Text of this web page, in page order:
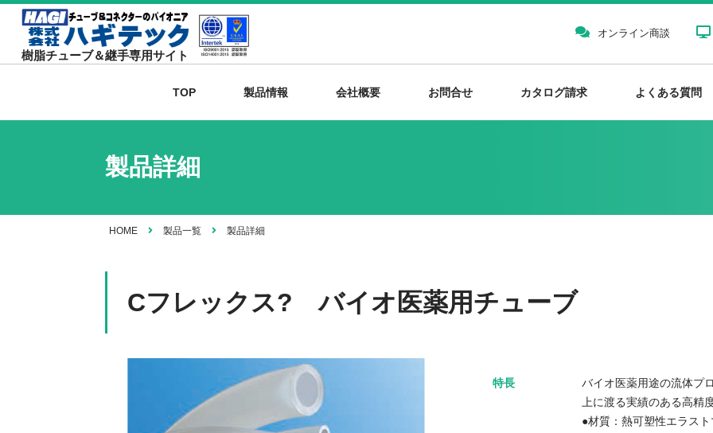
樹脂チューブ＆継手専用サイト
オンライン商談
TOP 製品情報 会社概要 お問合せ カタログ請求 よくある質問
製品詳細
HOME 製品一覧 製品詳細
Cフレックス? バイオ医薬用チューブ
特長
バイオ医薬用途の流体プ
上に渡る実績のある高精
●材質：熱可塑性エラスト